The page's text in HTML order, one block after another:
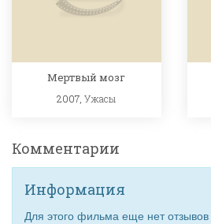
Мертвый мозг
2007,Ужасы
Комментарии
Информация
Для этого фильма еще нет отзывов